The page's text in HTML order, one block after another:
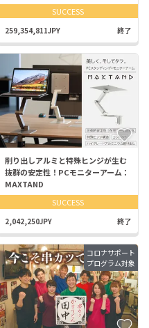
SUCCESS
259,354,811JPY 終了
削り出しアルミと特殊ヒンジが生む
抜群の安定性！PCモニターアーム：
MAXTAND
SUCCESS
2,042,250JPY 終了
コロナサポート
プログラム対象